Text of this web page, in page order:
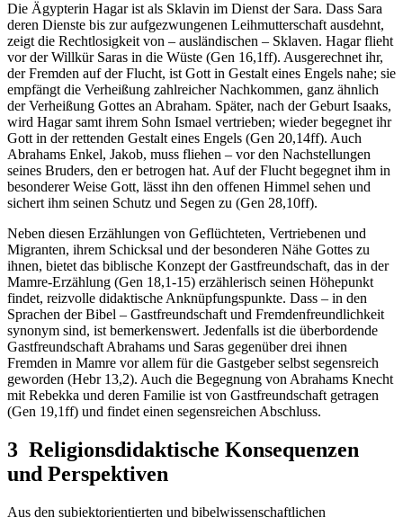
Die Ägypterin Hagar ist als Sklavin im Dienst der Sara. Dass Sara
deren Dienste bis zur aufgezwungenen Leihmutterschaft ausdehnt,
zeigt die Rechtlosigkeit von – ausländischen – Sklaven. Hagar flieht
vor der Willkür Saras in die Wüste (Gen 16,1ff). Ausgerechnet ihr,
der Fremden auf der Flucht, ist Gott in Gestalt eines Engels nahe; sie
empfängt die Verheißung zahlreicher Nachkommen, ganz ähnlich
der Verheißung Gottes an Abraham. Später, nach der Geburt Isaaks,
wird Hagar samt ihrem Sohn Ismael vertrieben; wieder begegnet ihr
Gott in der rettenden Gestalt eines Engels (Gen 20,14ff). Auch
Abrahams Enkel, Jakob, muss fliehen – vor den Nachstellungen
seines Bruders, den er betrogen hat. Auf der Flucht begegnet ihm in
besonderer Weise Gott, lässt ihn den offenen Himmel sehen und
sichert ihm seinen Schutz und Segen zu (Gen 28,10ff).
Neben diesen Erzählungen von Geflüchteten, Vertriebenen und
Migranten, ihrem Schicksal und der besonderen Nähe Gottes zu
ihnen, bietet das biblische Konzept der Gastfreundschaft, das in der
Mamre-Erzählung (Gen 18,1-15) erzählerisch seinen Höhepunkt
findet, reizvolle didaktische Anknüpfungspunkte. Dass – in den
Sprachen der Bibel – Gastfreundschaft und Fremdenfreundlichkeit
synonym sind, ist bemerkenswert. Jedenfalls ist die überbordende
Gastfreundschaft Abrahams und Saras gegenüber drei ihnen
Fremden in Mamre vor allem für die Gastgeber selbst segensreich
geworden (Hebr 13,2). Auch die Begegnung von Abrahams Knecht
mit Rebekka und deren Familie ist von Gastfreundschaft getragen
(Gen 19,1ff) und findet einen segensreichen Abschluss.
3 Religionsdidaktische Konsequenzen
und Perspektiven
Aus den subjektorientierten und bibelwissenschaftlichen